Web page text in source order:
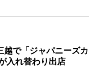
越で「ジャパニーズ
入れ替わり出店